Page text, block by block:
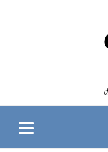
Aller
Ouvrir/fermer